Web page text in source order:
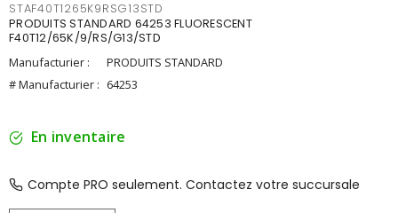
STAF40T1265K9RSG13STD
PRODUITS STANDARD 64253 FLUORESCENT
F40T12/65K/9/RS/G13/STD
Manufacturier :
PRODUITS STANDARD
# Manufacturier : 64253
En inventaire
Compte PRO seulement. Contactez votre succursale